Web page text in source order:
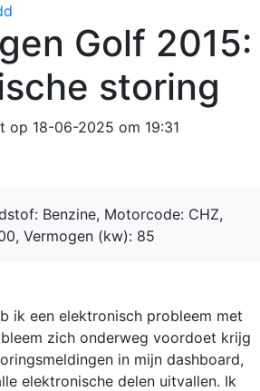
Golf 2015:
storing
op 18-06-2025 om 19:31
Benzine, Motorcode: CHZ,
Vermogen (kw): 85
ik een elektronisch probleem met
zich onderweg voordoet krijg
in mijn dashboard,
elektronische delen uitvallen. Ik